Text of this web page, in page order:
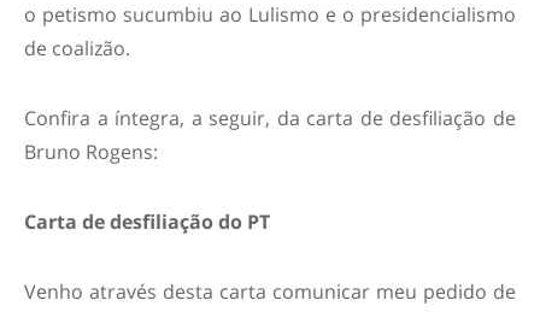
o petismo sucumbiu ao Lulismo e o presidencialismo
de coalizão.
Confira a íntegra, a seguir, da carta de desfiliação de
Bruno Rogens:
Carta de desfiliação do PT
Venho através desta carta comunicar meu pedido de